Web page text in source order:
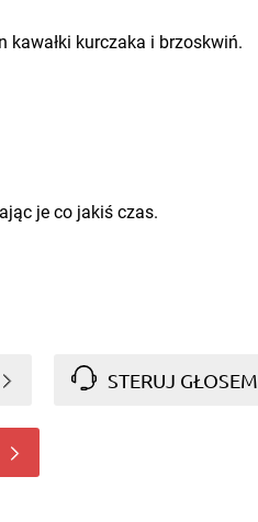
kawałki kurczaka i brzoskwiń.
je co jakiś czas.
STERUJ GŁOSEM